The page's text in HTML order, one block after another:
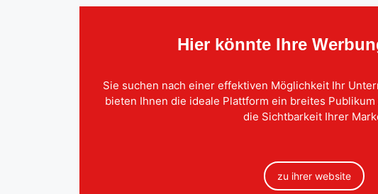
Hier könnte Ihre
Sie suchen nach einer effektiven Möglichkeit Ihr
bieten Ihnen die ideale Plattform ein breites
die Sichtbarkeit Ihrer
zu ihrer website